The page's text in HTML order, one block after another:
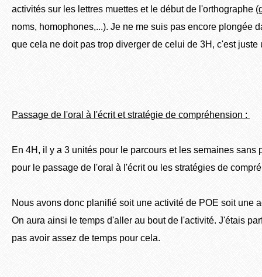
activités sur les lettres muettes et le début de l'orthographe
noms, homophones,...). Je ne me suis pas encore plongée
que cela ne doit pas trop diverger de celui de 3H, c'est juste
Passage de l'oral à l'écrit et stratégie de compréhension :
En 4H, il y a 3 unités pour le parcours et les semaines sans
pour le passage de l'oral à l'écrit ou les stratégies de
Nous avons donc planifié soit une activité de POE soit une
On aura ainsi le temps d'aller au bout de l'activité. J'étais
pas avoir assez de temps pour cela.